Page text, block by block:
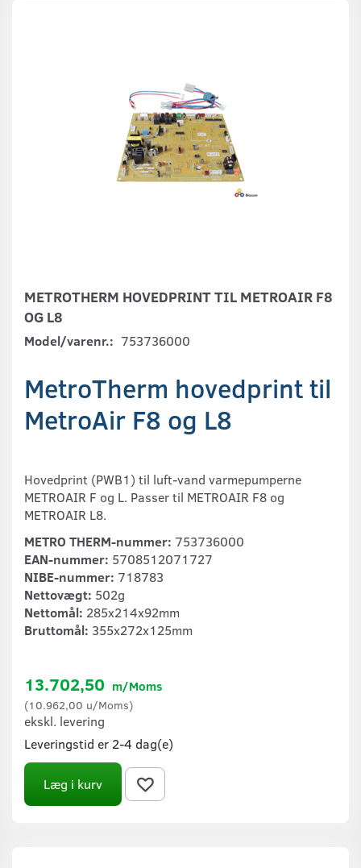
METROTHERM HOVEDPRINT TIL METROAIR F8
OG L8
Model/varenr.: 753736000
MetroTherm hovedprint til
MetroAir F8 og L8
Hovedprint (PWB1) til luft-vand varmepumperne
METROAIR F og L. Passer til METROAIR F8 og
METROAIR L8.
METRO THERM-nummer: 753736000
EAN-nummer: 5708512071727
NIBE-nummer: 718783
Nettovægt: 502g
Nettomål: 285x214x92mm
Bruttomål: 355x272x125mm
13.702,50 m/Moms
(10.962,00 u/Moms)
ekskl. levering
Leveringstid er 2-4 dag(e)
Læg i kurv